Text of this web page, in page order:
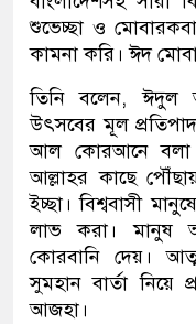
শুভেচ্ছা ও
কামনা করি। ঈদ
তিনি বলেন, ঈদুল
উৎসবের মূল
আল কোরআনে বলা
আল্লাহর কাছে
ইচ্ছা। বিশ্ববাসী
লাভ করা। মানুষ
কোরবানি দেয়।
সুমহান বার্তা
আজহা।